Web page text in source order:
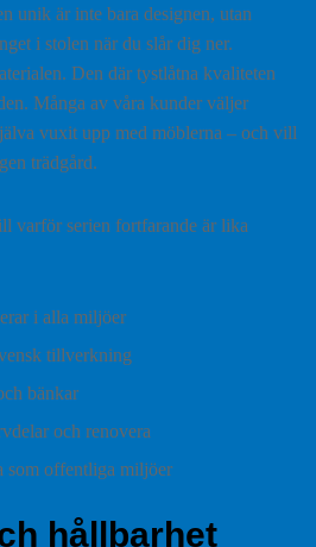
unik är inte bara designen, utan
i stolen när du slår dig ner.
Den där tystlåtna kvaliteten
Många av våra kunder väljer
vuxit upp med möblerna – och vill
trädgård.
varför serien fortfarande är lika
i alla miljöer
tillverkning
bänkar
och renovera
som offentliga miljöer
hållbarhet